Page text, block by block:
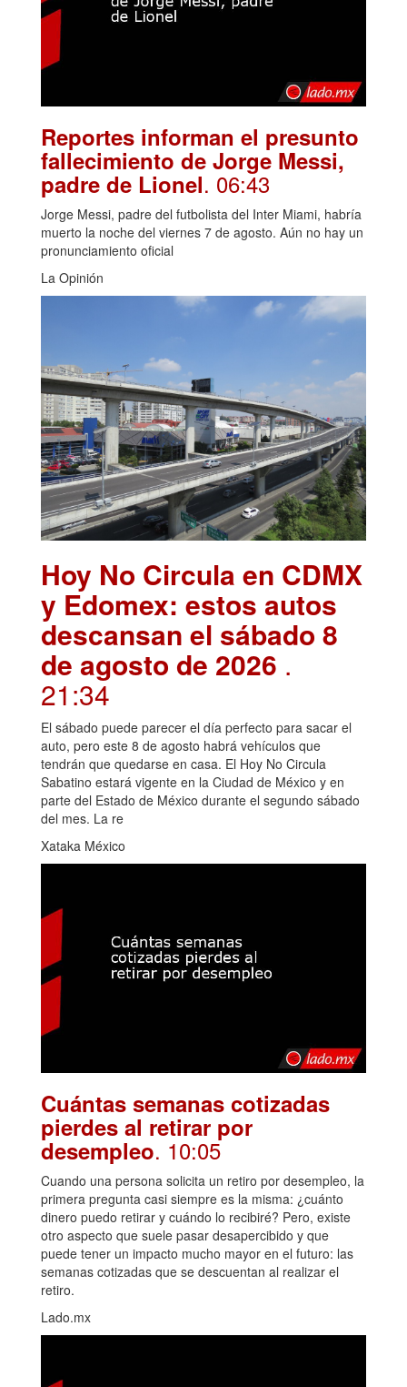
Reportes informan el presunto
fallecimiento de Jorge Messi,
padre de Lionel. 06:43
Jorge Messi, padre del futbolista del Inter Miami, habría
muerto la noche del viernes 7 de agosto. Aún no hay un
pronunciamiento oficial
La Opinión
Hoy No Circula en CDMX
y Edomex: estos autos
descansan el sábado 8
de agosto de 2026 .
21:34
El sábado puede parecer el día perfecto para sacar el
auto, pero este 8 de agosto habrá vehículos que
tendrán que quedarse en casa. El Hoy No Circula
Sabatino estará vigente en la Ciudad de México y en
parte del Estado de México durante el segundo sábado
del mes. La re
Xataka México
Cuántas semanas cotizadas
pierdes al retirar por
desempleo. 10:05
Cuando una persona solicita un retiro por desempleo, la
primera pregunta casi siempre es la misma: ¿cuánto
dinero puedo retirar y cuándo lo recibiré? Pero, existe
otro aspecto que suele pasar desapercibido y que
puede tener un impacto mucho mayor en el futuro: las
semanas cotizadas que se descuentan al realizar el
retiro.
Lado.mx